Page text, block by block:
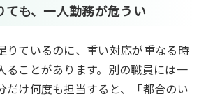
ても、一人勤務が危うい
りているのに、重い対応が重なる時
ることがあります。別の職員には一
だけ何度も担当すると、「都合のい